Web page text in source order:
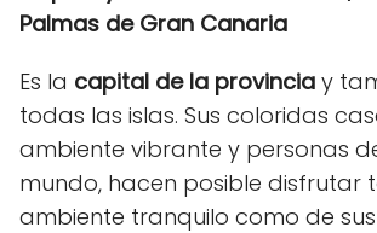
Palmas de Gran Canaria
Es la capital de la provincia y
todas las islas. Sus coloridas
ambiente vibrante y personas
mundo, hacen posible disfrutar
ambiente tranquilo como de